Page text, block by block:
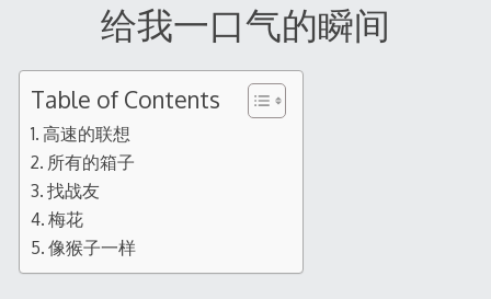
给我一口气的瞬间
Table of Contents
高速的联想
所有的箱子
找战友
梅花
像猴子一样